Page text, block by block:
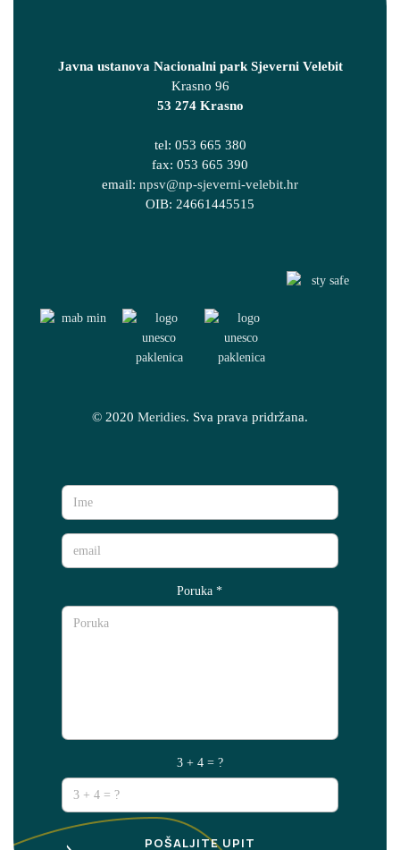
Javna ustanova Nacionalni park Sjeverni Velebit
Krasno 96
53 274 Krasno
tel: 053 665 380
fax: 053 665 390
email: npsv@np-sjeverni-velebit.hr
OIB: 24661445515
© 2020 Meridies. Sva prava pridržana.
Poruka *
3 + 4 = ?
POŠALJITE UPIT